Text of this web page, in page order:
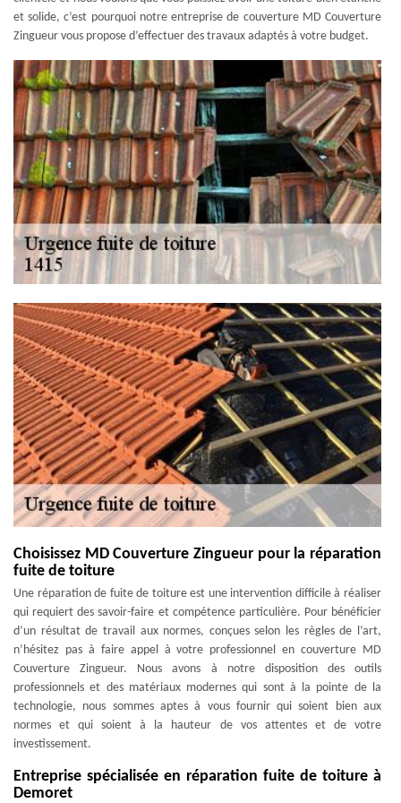
et solide, c’est pourquoi notre entreprise de couverture MD Couverture
Zingueur vous propose d’effectuer des travaux adaptés à votre budget.
Choisissez MD Couverture Zingueur pour la réparation
fuite de toiture
Une réparation de fuite de toiture est une intervention difficile à réaliser
qui requiert des savoir-faire et compétence particulière. Pour bénéficier
d’un résultat de travail aux normes, conçues selon les règles de l’art,
n’hésitez pas à faire appel à votre professionnel en couverture MD
Couverture Zingueur. Nous avons à notre disposition des outils
professionnels et des matériaux modernes qui sont à la pointe de la
technologie, nous sommes aptes à vous fournir qui soient bien aux
normes et qui soient à la hauteur de vos attentes et de votre
investissement.
Entreprise spécialisée en réparation fuite de toiture à
Demoret